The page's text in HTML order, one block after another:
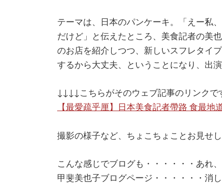
テーマは、日本のパンケーキ。「えー私
だけど」と伝えたところ、美食記者の美
のお店を紹介しつつ、新しいスフレタイ
するから大丈夫、ということになり、出演
↓↓↓↓こちらがそのウェブ記事のリンク
【最愛疏乎厘】日本美食記者帶路 食最地
撮影の様子など、ちょこちょことお見せ
こんな感じでブログも・・・・・・あれ
甲斐美也子ブログページ・・・・・・消